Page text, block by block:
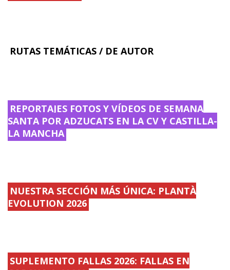
RUTAS TEMÁTICAS / DE AUTOR
REPORTAJES FOTOS Y VÍDEOS DE SEMANA
SANTA POR ADZUCATS EN LA CV Y CASTILLA-
LA MANCHA
NUESTRA SECCIÓN MÁS ÚNICA: PLANTÀ
EVOLUTION 2026
SUPLEMENTO FALLAS 2026: FALLAS EN